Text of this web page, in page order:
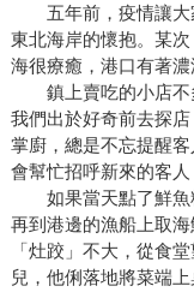
五年前，疫情讓大
東北海岸的懷抱。某
海很療癒，港口有著濃
鎮上賣吃的小店不
我們出於好奇前去探
掌廚，總是不忘提醒
會幫忙招呼新來的客人
如果當天點了鮮魚
再到港邊的漁船上取
「灶跤」不大，從食
兒，他俐落地將菜端